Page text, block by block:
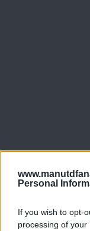
Personal
If you wish to opt-
processing of